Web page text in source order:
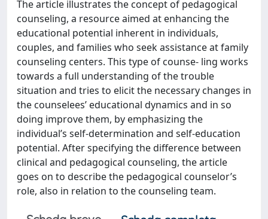
The article illustrates the concept of pedagogical
counseling, a resource aimed at enhancing the
educational potential inherent in individuals,
couples, and families who seek assistance at family
counseling centers. This type of counse- ling works
towards a full understanding of the trouble
situation and tries to elicit the necessary changes in
the counselees’ educational dynamics and in so
doing improve them, by emphasizing the
individual’s self-determination and self-education
potential. After specifying the difference between
clinical and pedagogical counseling, the article
goes on to describe the pedagogical counselor’s
role, also in relation to the counseling team.